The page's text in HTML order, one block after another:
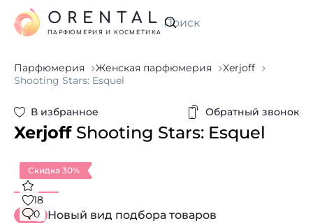
Искать
ORENTAL
ПАРФЮМЕРИЯ И КОСМЕТИКА
Парфюмерия Женская парфюмерия
Xerjoff
Shooting Stars: Esquel
В избранное Обратный звонок
Xerjoff Shooting Stars: Esquel
Скидка 30%
18
0
Новый вид подбора товаров